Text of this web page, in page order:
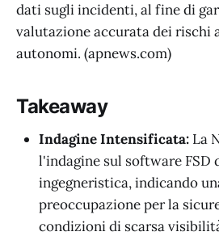
dati sugli incidenti, al fine di
valutazione accurata dei rischi
autonomi. (apnews.com)
Takeaway
Indagine Intensificata: La
l'indagine sul software FSD
ingegneristica, indicando
preoccupazione per la
condizioni di scarsa